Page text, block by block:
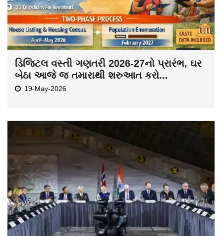
ડિજિટલ વસ્તી ગણતરી 2026-27નો પ્રારંભ, ઘર
બેઠા આજે જ તમારાથી શરુઆત કરો...
19-May-2026